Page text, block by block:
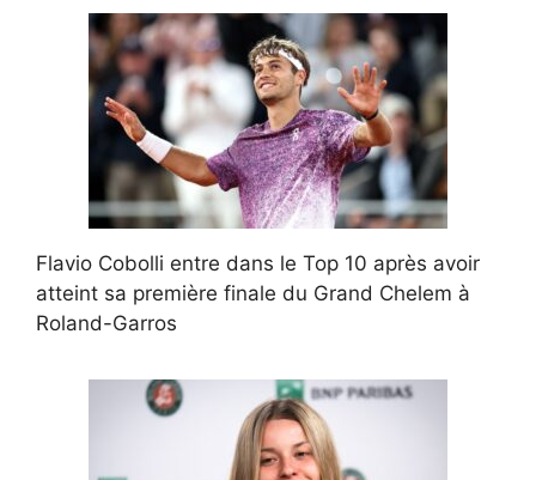
Flavio Cobolli entre dans le Top 10 après avoir
atteint sa première finale du Grand Chelem à
Roland-Garros